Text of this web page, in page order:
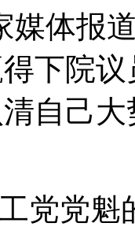
媒体报
下院
自己
党党魁